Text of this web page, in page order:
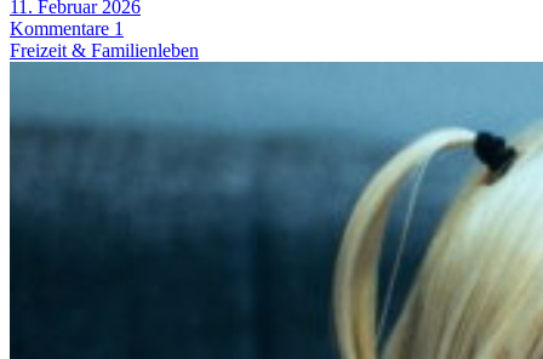
11. Februar 2026
Kommentare 1
Freizeit & Familienleben